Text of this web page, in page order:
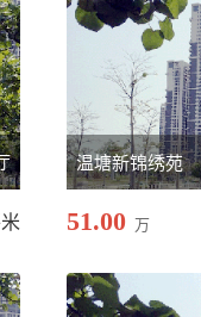
温塘新锦绣苑
51.00 万